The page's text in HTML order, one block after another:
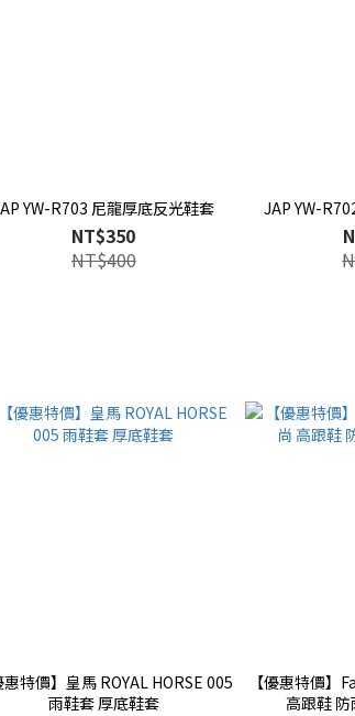
YW-R703 尼龍厚底反光鞋套
NT$350
NT$400
JAP YW-
惠特價】皇馬 ROYAL HORSE 005
雨鞋套 厚底鞋套
【優惠特價】
高跟鞋